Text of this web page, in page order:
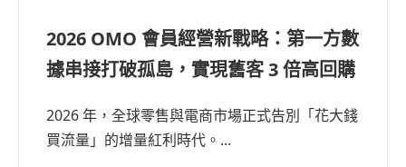
2026 OMO 會員經營新戰略：第一方數
據串接打破孤島，實現舊客 3 倍高回購
2026 年，全球零售與電商市場正式告別「花大錢
買流量」的增量紅利時代。...